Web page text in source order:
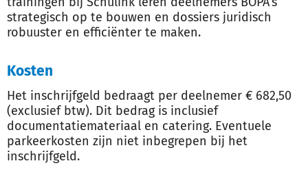
strategisch op te bouwen en dossiers juridisch
robuuster en efficiënter te maken.
Kosten
Het inschrijfgeld bedraagt per deelnemer € 682,50
(exclusief btw). Dit bedrag is inclusief
documentatiemateriaal en catering. Eventuele
parkeerkosten zijn niet inbegrepen bij het
inschrijfgeld.